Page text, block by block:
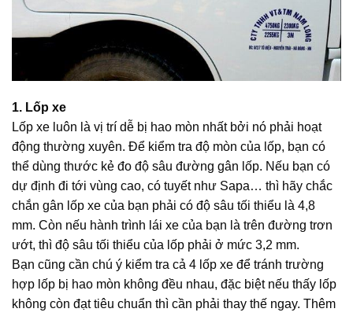
1. Lốp xe
Lốp xe luôn là vị trí dễ bị hao mòn nhất bởi nó phải hoạt
động thường xuyên. Để kiểm tra độ mòn của lốp, bạn có
thể dùng thước kẻ đo độ sâu đường gân lốp. Nếu bạn có
dự định đi tới vùng cao, có tuyết như Sapa… thì hãy chắc
chắn gân lốp xe của bạn phải có độ sâu tối thiểu là 4,8
mm. Còn nếu hành trình lái xe của bạn là trên đường trơn
ướt, thì độ sâu tối thiểu của lốp phải ở mức 3,2 mm.
Bạn cũng cần chú ý kiểm tra cả 4 lốp xe để tránh trường
hợp lốp bị hao mòn không đều nhau, đặc biệt nếu thấy lốp
không còn đạt tiêu chuẩn thì cần phải thay thế ngay. Thêm